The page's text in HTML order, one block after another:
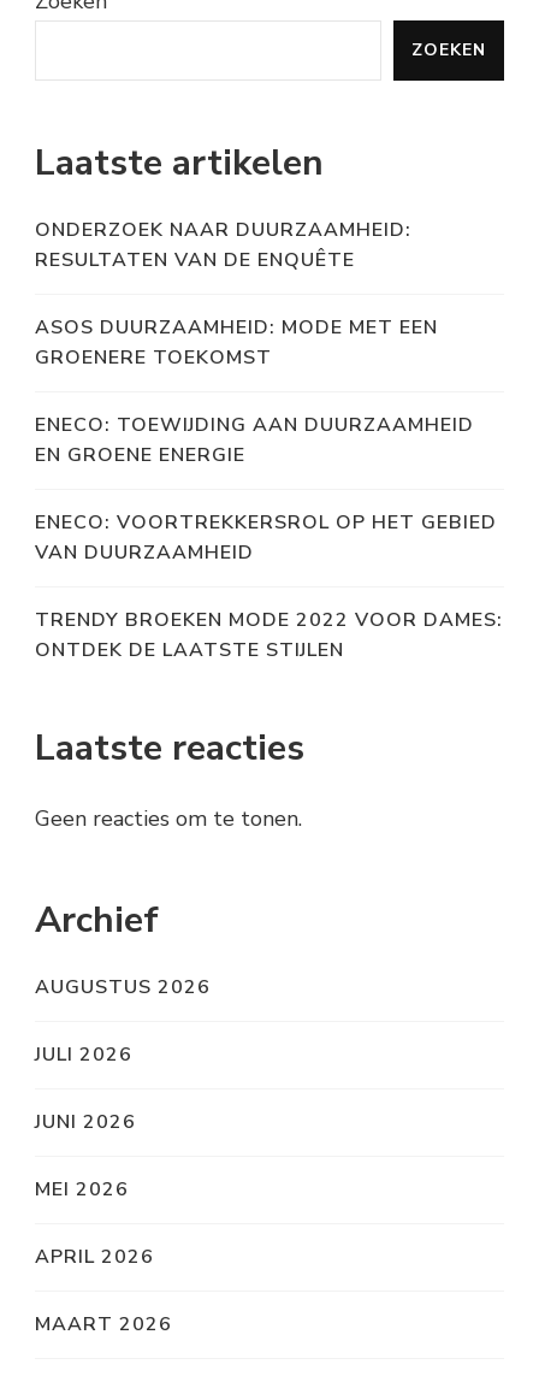
ZOEKEN
Laatste artikelen
ONDERZOEK NAAR DUURZAAMHEID:
RESULTATEN VAN DE ENQUÊTE
ASOS DUURZAAMHEID: MODE MET EEN
GROENERE TOEKOMST
ENECO: TOEWIJDING AAN DUURZAAMHEID
EN GROENE ENERGIE
ENECO: VOORTREKKERSROL OP HET GEBIED
VAN DUURZAAMHEID
TRENDY BROEKEN MODE 2022 VOOR DAMES:
ONTDEK DE LAATSTE STIJLEN
Laatste reacties
Geen reacties om te tonen.
Archief
AUGUSTUS 2026
JULI 2026
JUNI 2026
MEI 2026
APRIL 2026
MAART 2026